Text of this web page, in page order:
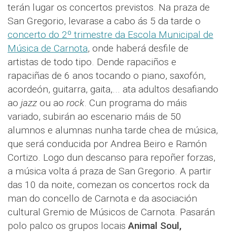
terán lugar os concertos previstos. Na praza de
San Gregorio, levarase a cabo ás 5 da tarde o
concerto do 2º trimestre da Escola Municipal de
Música de Carnota, onde haberá desfile de
artistas de todo tipo. Dende rapaciños e
rapaciñas de 6 anos tocando o piano, saxofón,
acordeón, guitarra, gaita,... ata adultos desafiando
ao jazz ou ao rock. Cun programa do máis
variado, subirán ao escenario máis de 50
alumnos e alumnas nunha tarde chea de música,
que será conducida por Andrea Beiro e Ramón
Cortizo. Logo dun descanso para repoñer forzas,
a música volta á praza de San Gregorio. A partir
das 10 da noite, comezan os concertos rock da
man do concello de Carnota e da asociación
cultural Gremio de Músicos de Carnota. Pasarán
polo palco os grupos locaisAnimal Soul,